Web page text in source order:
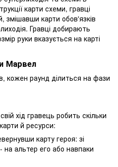
карти схеми, гравці
змішавши карти обов'язків
Гравці добирають
руки вказується на карті
Марвел
кожен раунд ділиться на фази
хід гравець робить скільки
й ресурси:
карту героя: зі
на альтер его або навпаки